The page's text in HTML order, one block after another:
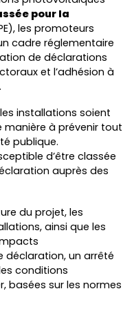
pour la
les promoteurs
cadre réglementaire
de déclarations
et l’adhésion à
installations soient
à prévenir tout
publique.
d’être classée
auprès des
du projet, les
ainsi que les
déclaration, un arrêté
conditions
basées sur les normes